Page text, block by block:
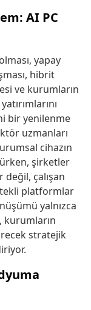
AI PC
yapay
hibrit
ve kurumların
bir yenilenme
uzmanları
cihazın
şirketler
değil, çalışan
platformlar
yalnızca
kurumların
stratejik